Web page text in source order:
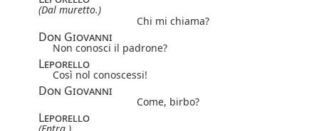
(Dal muretto.)
Chi mi chiama?
Don Giovanni
Non conosci il padrone?
Leporello
Così nol conoscessi!
Don Giovanni
Come, birbo?
Leporello
(Entra.)